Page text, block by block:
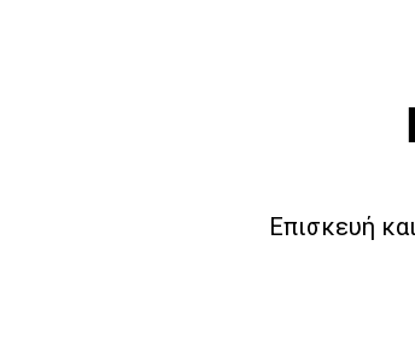
Επισκευή